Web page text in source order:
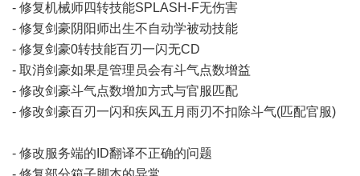
- 修复机械师四转技能SPLASH-F无伤害
- 修复剑豪阴阳师出生不自动学被动技能
- 修复剑豪0转技能百刃一闪无CD
- 取消剑豪如果是管理员会有斗气点数增益
- 修改剑豪斗气点数增加方式与官服匹配
- 修改剑豪百刃一闪和疾风五月雨刃不扣除斗气(匹配官服)
- 修改服务端的ID翻译不正确的问题